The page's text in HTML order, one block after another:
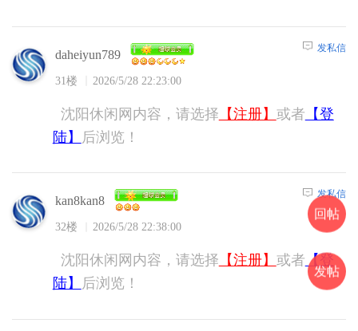
daheiyun789
31楼 2026/5/28 22:23:00
发私信
沈阳休闲网内容，请选择 【注册】 或者 【登
陆】
后浏览！
kan8kan8
32楼 2026/5/28 22:38:00
发私信
沈阳休闲网内容，请选择 【注册】 或者 【登
陆】
后浏览！
回帖
发帖